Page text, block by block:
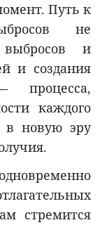
Путь к
не
выбросов и
и создания
процесса,
каждого
в новую эру
стремится